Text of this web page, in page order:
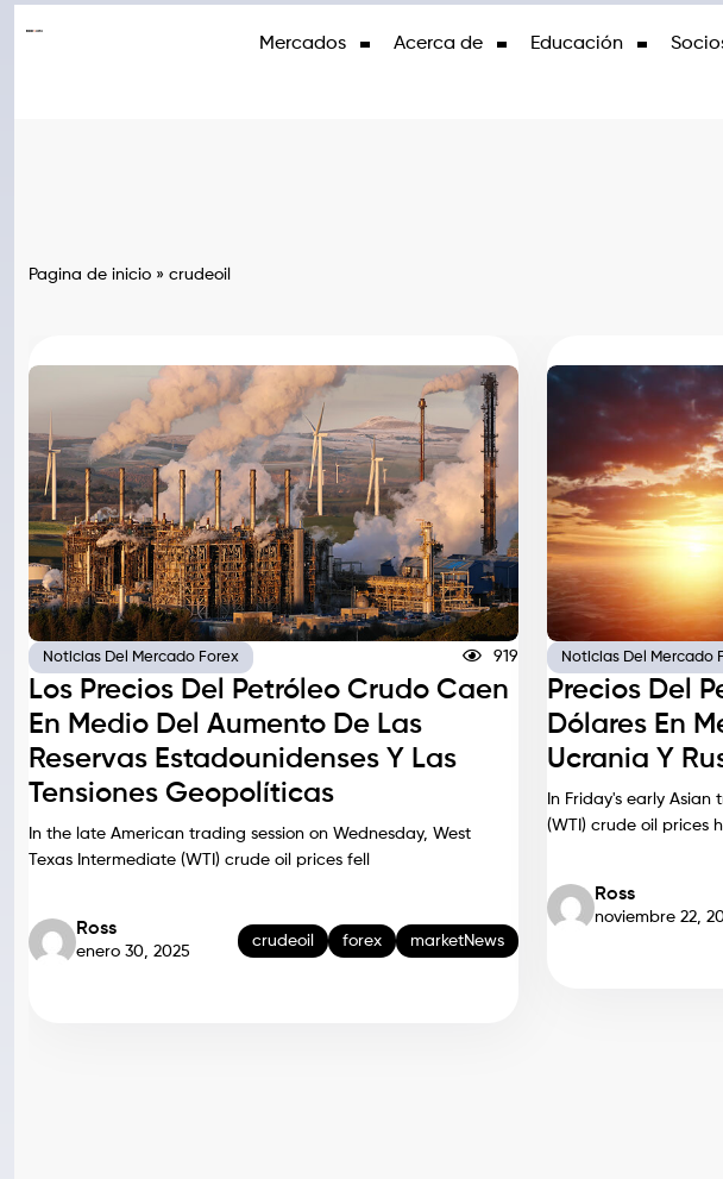
Mercados Acerca de Educación
Pagina de inicio » crudeoil
Noticias Del Mercado Forex 919
Los Precios Del Petróleo Crudo Caen
En Medio Del Aumento De Las
Reservas Estadounidenses Y Las
Tensiones Geopolíticas
In the late American trading session on Wednesday, West
Texas Intermediate (WTI) crude oil prices fell
Ross
enero 30, 2025
crudeoil forex marketNews
Noticias Del Mercado
Precios Del
Dólares En
Ucrania Y
In Friday's early
(WTI) crude oil prices
Ross
noviembre 22,